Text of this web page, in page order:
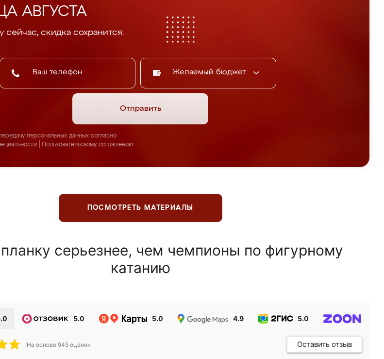
АВГУСТА
сейчас, скидка сохранится.
Желаемый бюджет
Отправить
персональных данных согласно
Пользовательскому соглашению
ПОСМОТРЕТЬ МАТЕРИАЛЫ
серьезнее, чем чемпионы по фигурному
катанию
5.0 5.0 4.9 5.0
На основе 945 оценок Оставить отзыв